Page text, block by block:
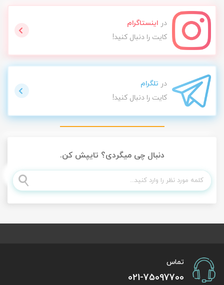
در اینستاگرام
کایت را دنبال کنید!
در تلگرام
کایت را دنبال کنید!
دنبال چی میگردی؟ تایپش کن.
تماس
021-75097700